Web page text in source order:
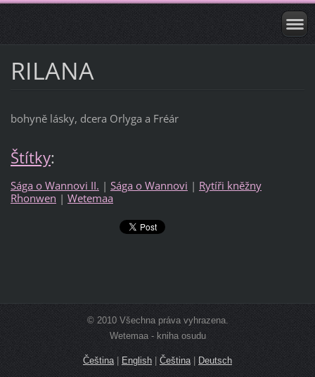
RILANA
bohyně lásky, dcera Orlyga a Fréár
Štítky:
Sága o Wannovi II. | Sága o Wannovi | Rytíři kněžny
Rhonwen | Wetemaa
© 2010 Všechna práva vyhrazena.
Wetemaa - kniha osudu
Čeština English Čeština Deutsch